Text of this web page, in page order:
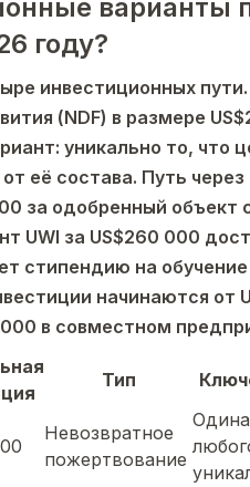
варианты
году?
инвестиционных
(NDF) в размере
уникально то, что
её состава. Путь
за одобренный объект
UWI за US$260 000
стипендию на
начинаются от
в совместном
Тип
Невозвратное
пожертвование